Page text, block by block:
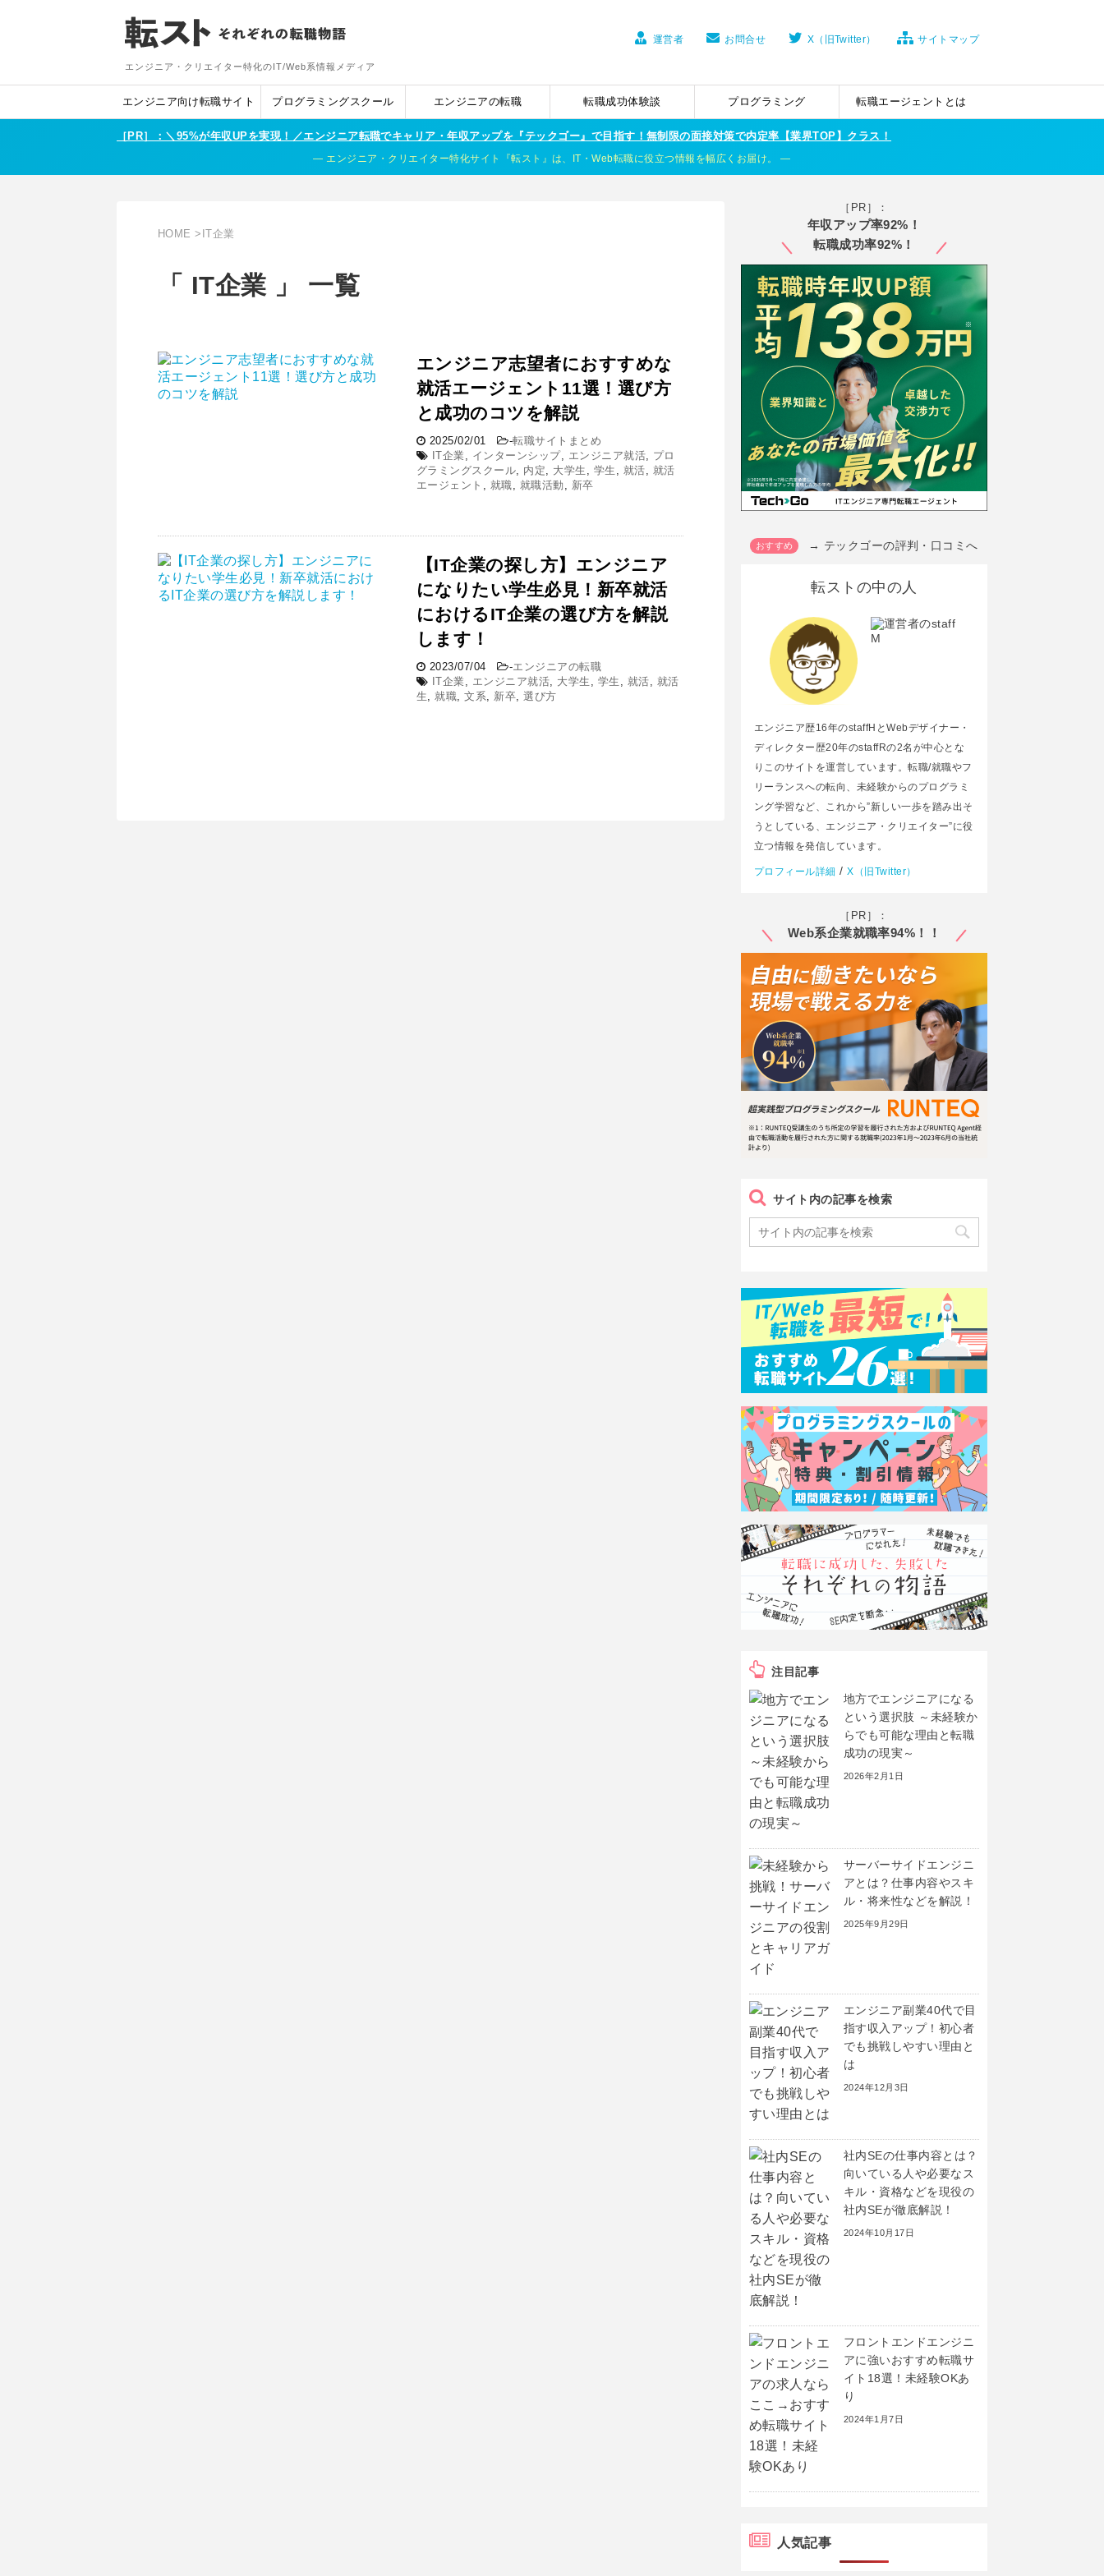
エンジニア・クリエイター特化のIT/Web系情報メディア
運営者 お問合せ X（旧Twitter） サイトマップ
エンジニア向け転職サイト プログラミングスクール エンジニアの転職 転職成功体験談 プログラミング 転職エージェントとは
［PR］：＼95%が年収UPを実現！／エンジニア転職でキャリア・年収アップを『テックゴー』で目指す！無制限の面接対策で内定率【業界TOP】クラス！
エンジニア・クリエイター特化サイト『転スト』は、IT・Web転職に役立つ情報を幅広くお届け。
HOME > IT企業
「 IT企業 」 一覧
エンジニア志望者におすすめな
就活エージェント11選！選び方
と成功のコツを解説
2025/02/01 -転職サイトまとめ
IT企業 , インターンシップ, エンジニア就活, プロ
グラミングスクール, 内定, 大学生 , 学生 , 就活, 就活
エージェント , 就職, 就職活動 , 新卒
【IT企業の探し方】エンジニア
になりたい学生必見！新卒就活
におけるIT企業の選び方を解説
します！
2023/07/04 -エンジニアの転職
IT企業 , エンジニア就活, 大学生 , 学生 , 就活, 就活
生,就職,文系, 新卒,選び方
［PR］：
年収アップ率92%！
転職成功率92%！
→ テックゴーの評判・口コミへ
転ストの中の人
エンジニア歴16年のstaffHとWebデザイナー・
ディレクター歴20年のstaffRの2名が中心とな
りこのサイトを運営しています。転職/就職やフ
リーランスへの転向、未経験からのプログラミ
ング学習など、これから”新しい一歩を踏み出そ
うとしている、エンジニア・クリエイター”に役
立つ情報を発信しています。
プロフィール詳細 /X（旧Twitter）
［PR］：
Web系企業就職率94%！！
サイト内の記事を検索
注目記事
地方でエンジニアになる
という選択肢 ～未経験か
らでも可能な理由と転職
成功の現実～
2026年2月1日
サーバーサイドエンジニ
アとは？仕事内容やスキ
ル・将来性などを解説！
2025年9月29日
エンジニア副業40代で目
指す収入アップ！初心者
でも挑戦しやすい理由と
は
2024年12月3日
社内SEの仕事内容とは？
向いている人や必要なス
キル・資格などを現役の
社内SEが徹底解説！
2024年10月17日
フロントエンドエンジニ
アに強いおすすめ転職サ
イト18選！未経験OKあ
り
2024年1月7日
人気記事